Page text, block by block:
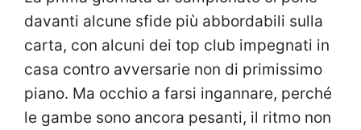
davanti alcune sfide più abbordabili sulla
carta, con alcuni dei top club impegnati in
casa contro avversarie non di primissimo
piano. Ma occhio a farsi ingannare, perché
le gambe sono ancora pesanti, il ritmo non